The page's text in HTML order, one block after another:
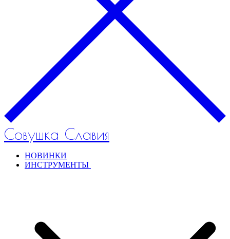
Совушка Славия
НОВИНКИ
ИНСТРУМЕНТЫ